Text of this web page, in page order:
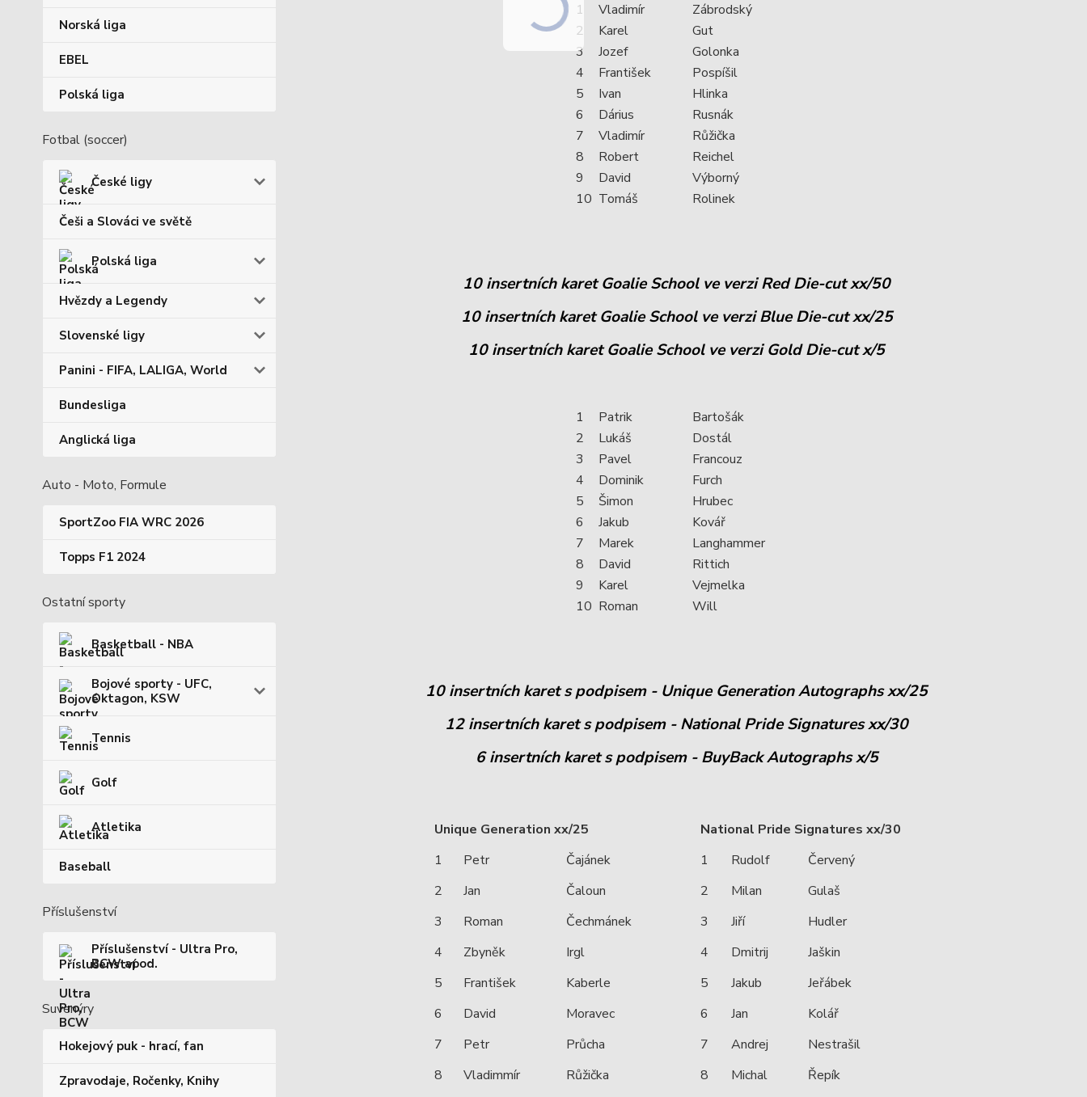
Norská liga
EBEL
Polská liga
Fotbal (soccer)
České ligy
Češi a Slováci ve světě
Polská liga
Hvězdy a Legendy
Slovenské ligy
Panini - FIFA, LALIGA, World
Bundesliga
Anglická liga
Auto - Moto, Formule
SportZoo FIA WRC 2026
Topps F1 2024
Ostatní sporty
Basketball - NBA
Bojové sporty - UFC,
Oktagon, KSW
Tennis
Golf
Atletika
Baseball
Příslušenství
Příslušenství - Ultra Pro,
BCW apod.
Suvenýry
Hokejový puk - hrací, fan
Zpravodaje, Ročenky, Knihy
1 Vladimír
Zábrodský
2
Karel
Gut
3
Jozef
Golonka
4
František
Pospíšil
5
Ivan
Hlinka
6
Dárius
Rusnák
7
Vladimír
Růžička
8
Robert
Reichel
9
David
Výborný
10 Tomáš Rolinek
10 insertních karet Goalie School ve verzi Red Die-cut xx/50
10 insertních karet Goalie School ve verzi Blue Die-cut xx/25
10 insertních karet Goalie School ve verzi Gold Die-cut x/5
1 Patrik
Bartošák
2
Lukáš
Dostál
3
Pavel
Francouz
4
Dominik
Furch
5
Šimon
Hrubec
6
Jakub
Kovář
7
Marek
Langhammer
8
David
Rittich
9
Karel
Vejmelka
10 Roman Will
10 insertních karet s podpisem - Unique Generation Autographs xx/25
12 insertních karet s podpisem - National Pride Signatures xx/30
6 insertních karet s podpisem - BuyBack Autographs x/5
Unique Generation xx/25
National Pride Signatures xx/30
1
Petr Čajánek 1 Rudolf
Červený
2
Jan Čaloun 2 Milan
Gulaš
3
Roman Čechmánek 3 Jiří
Hudler
4
Zbyněk Irgl 4 Dmitrij
Jaškin
5
František Kaberle 5 Jakub
Jeřábek
6
David Moravec 6 Jan
Kolář
7
Petr Průcha 7 Andrej
Nestrašil
8
Vladimmír Růžička 8 Michal Řepík